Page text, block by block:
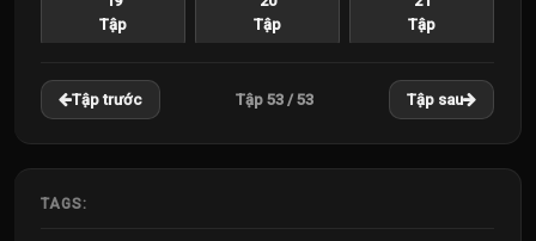
Tập
Tập
Tập
22
Tập
Tập
24
Tập
25
26
27
Tập trước Tập 53 / 53 Tập sau
TAGS: